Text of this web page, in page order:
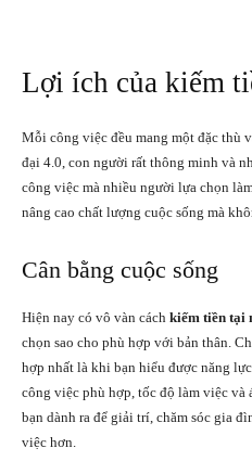
Lợi ích của kiếm
Mỗi công việc đều mang một đặc thù
đại 4.0, con người rất thông minh và
công việc mà nhiều người lựa chọn
nâng cao chất lượng cuộc sống mà
Cân bằng cuộc sống
Hiện nay có vô vàn cách kiếm tiền tại
chọn sao cho phù hợp với bản thân.
hợp nhất là khi bạn hiểu được năng
công việc phù hợp, tốc độ làm việc
bạn dành ra để giải trí, chăm sóc gia
việc hơn.